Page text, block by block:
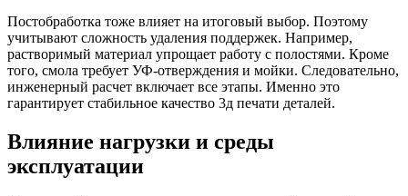
Постобработка тоже влияет на итоговый выбор. Поэтому
учитывают сложность удаления поддержек. Например,
растворимый материал упрощает работу с полостями. Кроме
того, смола требует УФ-отверждения и мойки. Следовательно,
инженерный расчет включает все этапы. Именно это
гарантирует стабильное качество 3д печати деталей.
Влияние нагрузки и среды
эксплуатации